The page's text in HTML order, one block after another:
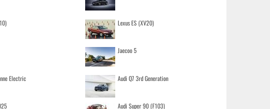
Lexus ES (XV20)
Jaecoo 5
Electric Audi Q7 3rd Generation
Audi Super 90 (F103)